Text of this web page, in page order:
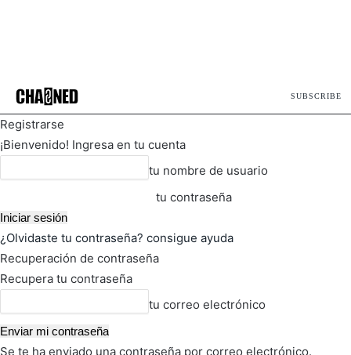
SUBSCRIBE
Registrarse
¡Bienvenido! Ingresa en tu cuenta
tu nombre de usuario
tu contraseña
¿Olvidaste tu contraseña? consigue ayuda
Recuperación de contraseña
Recupera tu contraseña
tu correo electrónico
Se te ha enviado una contraseña por correo electrónico.